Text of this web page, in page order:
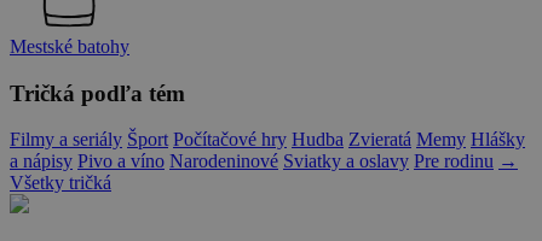
Mestské batohy
Tričká podľa tém
Filmy a seriály Šport Počítačové hry Hudba Zvieratá Memy Hlášky
a nápisy Pivo a víno Narodeninové Sviatky a oslavy Pre rodinu →
Všetky tričká